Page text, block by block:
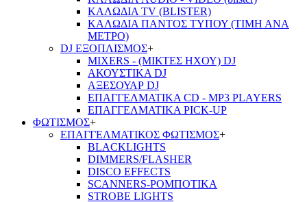
ΚΑΛΩΔΙΑ TV (BLISTER)
ΚΑΛΩΔΙΑ ΠΑΝΤΟΣ ΤΥΠΟΥ (ΤΙΜΗ ΑΝΑ
ΜΕΤΡΟ)
DJ ΕΞΟΠΛΙΣΜΟΣ+
MIXERS - (ΜΙΚΤΕΣ ΗΧΟΥ) DJ
ΑΚΟΥΣΤΙΚΑ DJ
ΑΞΕΣΟΥΑΡ DJ
ΕΠΑΓΓΕΛΜΑΤΙΚΑ CD - ΜΡ3 PLAYERS
ΕΠΑΓΓΕΛΜΑΤΙΚΑ PICK-UP
ΦΩΤΙΣΜΟΣ+
ΕΠΑΓΓΕΛΜΑΤΙΚΟΣ ΦΩΤΙΣΜΟΣ+
BLACKLIGHTS
DIMMERS/FLASHER
DISCO EFFECTS
SCANNERS-ΡΟΜΠΟΤΙΚΑ
STROBE LIGHTS